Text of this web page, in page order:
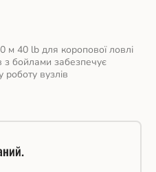
м 40 lb для коропової ловлі
з бойлами забезпечує
роботу вузлів